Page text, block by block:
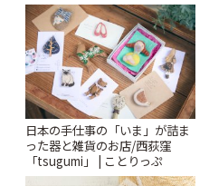
日本の手仕事の「いま」が詰ま
った器と雑貨のお店/西荻窪
「tsugumi」 | ことりっぷ